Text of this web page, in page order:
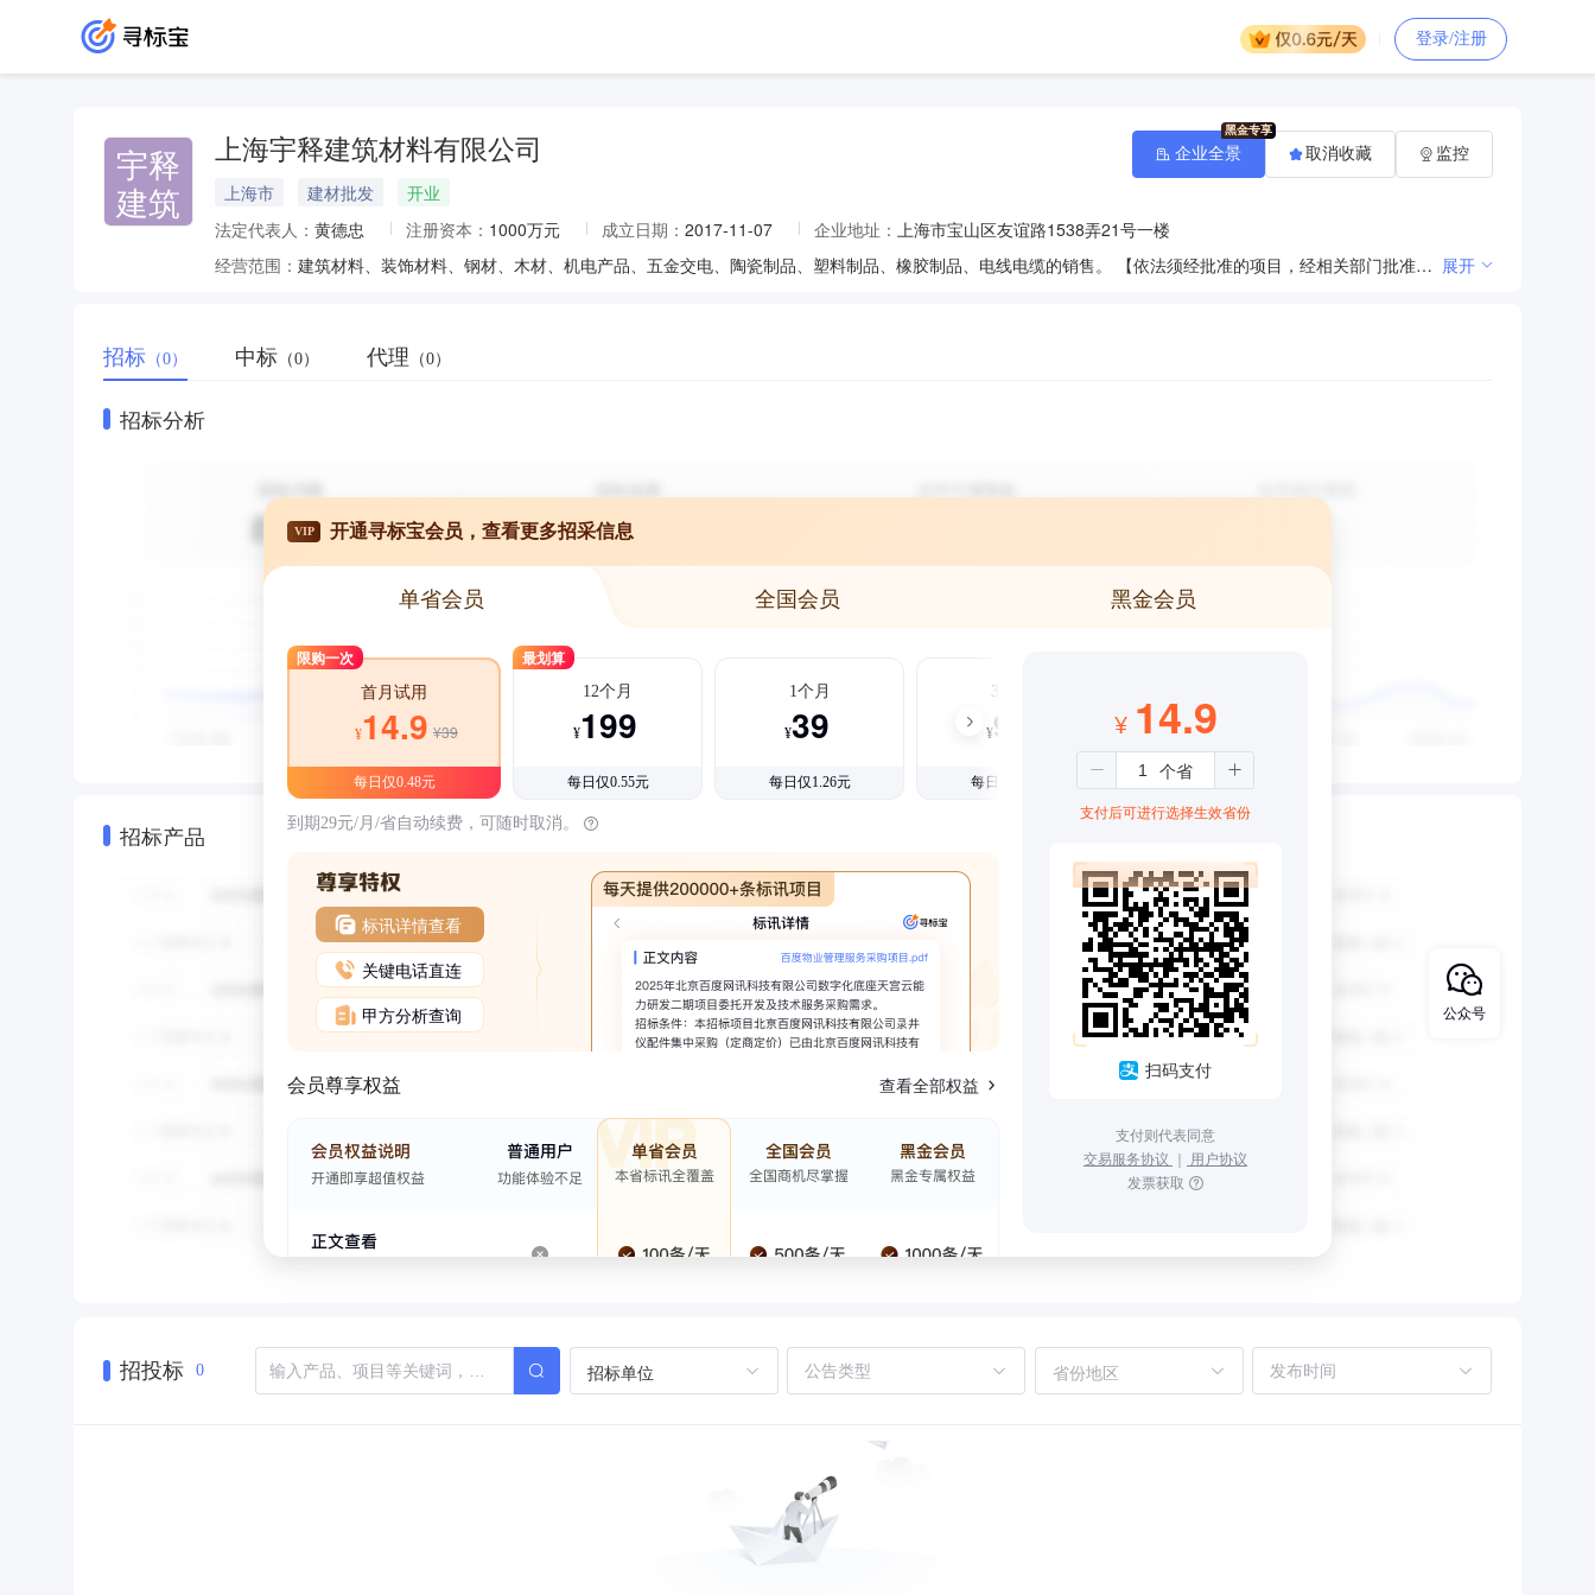
登录/注册
宇释
建筑
上海宇释建筑材料有限公司
上海市 建材批发
开业
法定代表人： 黄德忠 注册资本： 1000万元 成立日期： 2017-11-07 企业地址： 上海市宝山区友谊路1538弄21号一楼
经营范围：
建筑材料、装饰材料、钢材、木材、机电产品、五金交电、陶瓷制品、塑料制品、橡胶制品、电线电缆的销售。 【依法须经批准的项目，经相关部门批准后方可开展经营活动】 展开
企业全景 取消收藏 监控
招标 （0） 中标 （0） 代理 （0）
招标分析
招标产品
VIP 开通寻标宝会员，查看更多招采信息
单省会员 全国会员 黑金会员
限购一次
首月试用
¥14.9 ¥39
每日仅0.48元
最划算
12个月
¥199
每日仅0.55元
1个月
¥39
每日仅1.26元
3个月
¥99
每日仅1.08元
到期29元/月/省自动续费，可随时取消。
标讯详情查看
关键电话直连
甲方分析查询
会员尊享权益 查看全部权益
¥ 14.9
支付后可进行选择生效省份
扫码支付
支付则代表同意
交易服务协议 ｜ 用户协议
发票获取
招投标 0 招标单位 省份地区
公众号